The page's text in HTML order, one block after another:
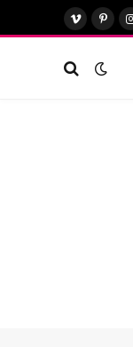
الانستغرامبينتيريست
فيميو